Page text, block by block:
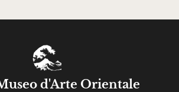
d'Arte Orientale